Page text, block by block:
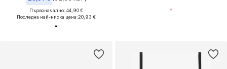
Първоначално: 44,90 €
Последна най-ниска цена:20,93 €